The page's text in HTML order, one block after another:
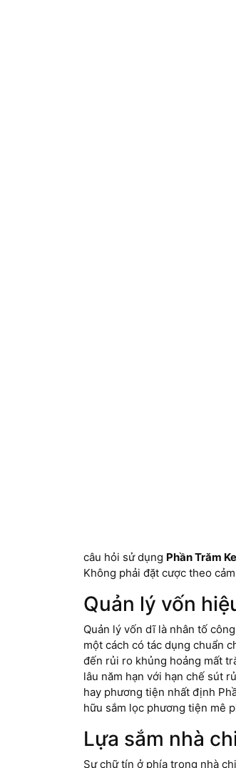
câu hỏi sử dụng Phần Trăm
Không phải đặt cược theo
Quản lý vốn
Quản lý vốn dĩ là nhân tố
một cách có tác dụng chuẩn
đến rủi ro khủng hoảng mất
lâu năm hạn với hạn chế sút
hay phương tiện nhất định
hữu sắm lọc phương tiện mê
Lựa sắm nhà
Sự chữ tín ở phía trong nhà